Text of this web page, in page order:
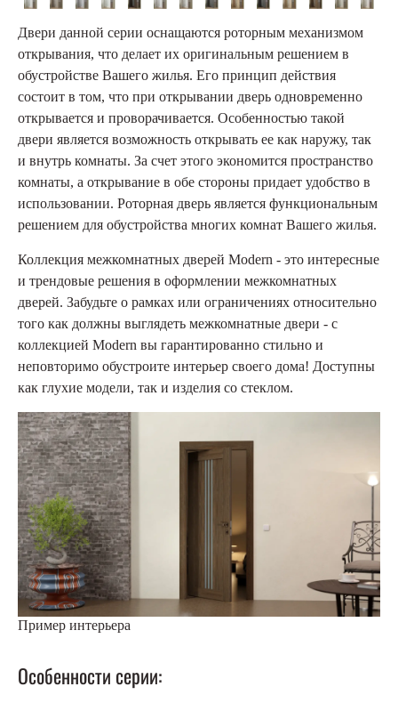
Двери данной серии оснащаются роторным механизмом
открывания, что делает их оригинальным решением в
обустройстве Вашего жилья. Его принцип действия
состоит в том, что при открывании дверь одновременно
открывается и проворачивается. Особенностью такой
двери является возможность открывать ее как наружу, так
и внутрь комнаты. За счет этого экономится пространство
комнаты, а открывание в обе стороны придает удобство в
использовании. Роторная дверь является функциональным
решением для обустройства многих комнат Вашего жилья.
Коллекция межкомнатных дверей Modern - это интересные
и трендовые решения в оформлении межкомнатных
дверей. Забудьте о рамках или ограничениях относительно
того как должны выглядеть межкомнатные двери - с
коллекцией Modern вы гарантированно стильно и
неповторимо обустроите интерьер своего дома! Доступны
как глухие модели, так и изделия со стеклом.
Пример интерьера
Особенности серии: